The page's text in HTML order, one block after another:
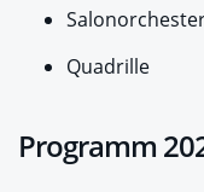
Quadrille
Programm